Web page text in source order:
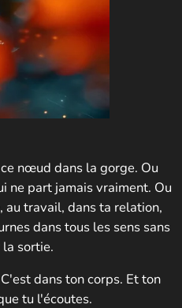
nœud dans la gorge. Ou
ne part jamais vraiment. Ou
travail, dans ta relation,
dans tous les sens sans
sortie.
dans ton corps. Et ton
tu l'écoutes.